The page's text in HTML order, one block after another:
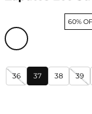
60%
36 37 38 39